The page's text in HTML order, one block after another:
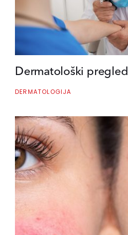
Dermatološki pregled
DERMATOLOGIJA